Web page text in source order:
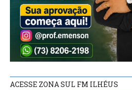
ACESSE ZONA SUL FM ILHÉUS